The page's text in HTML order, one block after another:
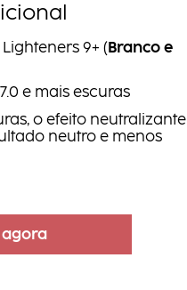
9+ (Branco e
e mais escuras
o efeito neutralizante
neutro e menos
agora